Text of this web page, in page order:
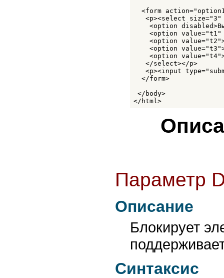
<form
<p><select size="3"
<option
<option
<option
<option
<option
   </select></p>
<p><input
  </form>
</body>
</html>
Параметр
Описание
Блокирует
Синтаксис